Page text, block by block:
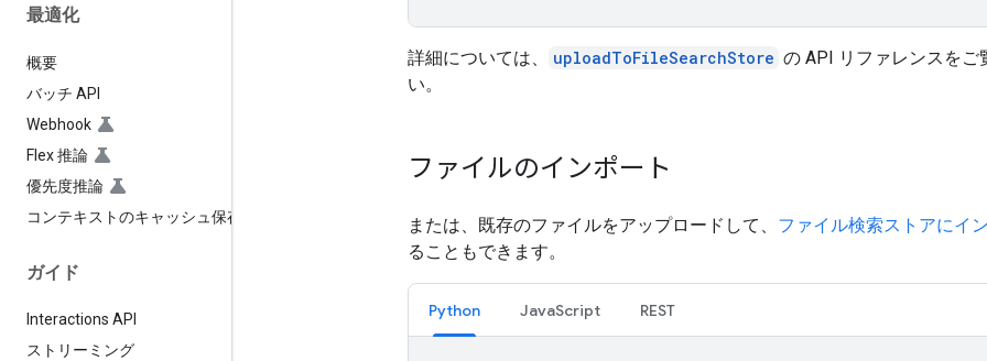
最適化
概要
バッチ API
Webhook
Flex 推論
優先度推論
コンテキストのキャッシュ保存
ガイド
Interactions API
ストリーミング
詳細については、 uploadToFileSearchStore の API リファレンスをご
い。
ファイルのインポート
または、既存のファイルをアップロードして、 ファイル検索ストアにイ
ることもできます。
Python JavaScript REST